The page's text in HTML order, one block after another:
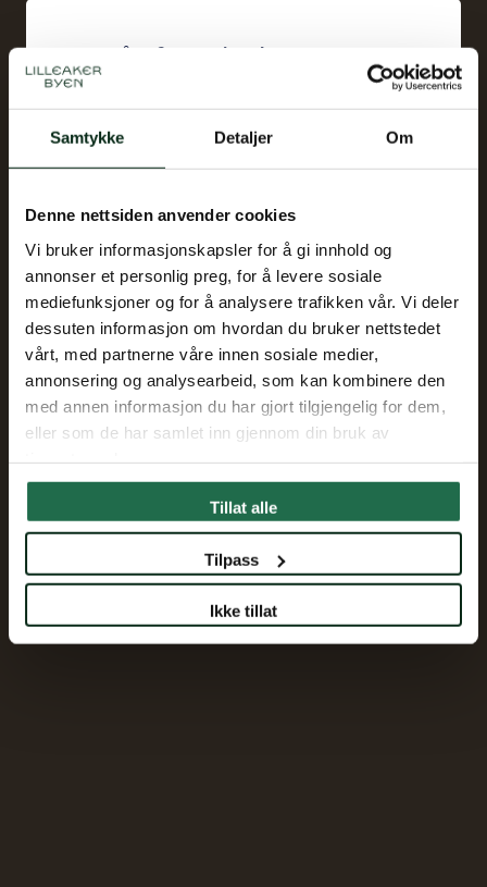
Samtykke Detaljer Om
Denne nettsiden anvender cookies
Vi bruker informasjonskapsler for å gi innhold og
annonser et personlig preg, for å levere sosiale
mediefunksjoner og for å analysere trafikken vår. Vi deler
dessuten informasjon om hvordan du bruker nettstedet
vårt, med partnerne våre innen sosiale medier,
annonsering og analysearbeid, som kan kombinere den
med annen informasjon du har gjort tilgjengelig for dem,
eller som de har samlet inn gjennom din bruk av
Tillat alle
Tilpass
Ikke tillat
Nyttårsfyrverkeri
Dato 31.des